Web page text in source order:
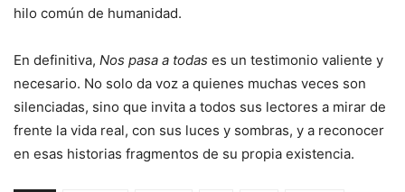
hilo común de humanidad.
En definitiva, Nos pasa a todas es un testimonio valiente y
necesario. No solo da voz a quienes muchas veces son
silenciadas, sino que invita a todos sus lectores a mirar de
frente la vida real, con sus luces y sombras, y a reconocer
en esas historias fragmentos de su propia existencia.